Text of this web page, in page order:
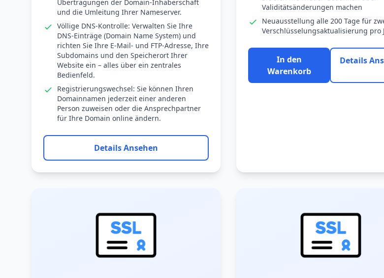
Übertragungen der Domain-Inhaberschaft
und die Umleitung Ihrer Nameserver.
Völlige DNS-Kontrolle: Verwalten Sie Ihre
DNS-Einträge (Domain Name System) und
richten Sie Ihre E-Mail- und FTP-Adresse, Ihre
Subdomains und den Speicherort Ihrer
Website ein – alles über ein zentrales
Bedienfeld.
Registrierungswechsel: Sie können Ihren
Domainnamen jederzeit einer anderen
Person zuweisen oder die Ansprechpartner
für Ihre Domain online ändern.
Details Ansehen
Validitätsänderungen machen
Neuausstellung alle 200 Tage für
Verschlüsselungsaktualisierung pro
In den
Warenkorb
Details